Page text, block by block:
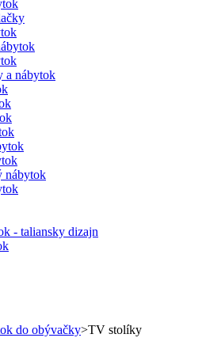
a nábytok
nábytok
- taliansky dizajn
do obývačky>TV stolíky